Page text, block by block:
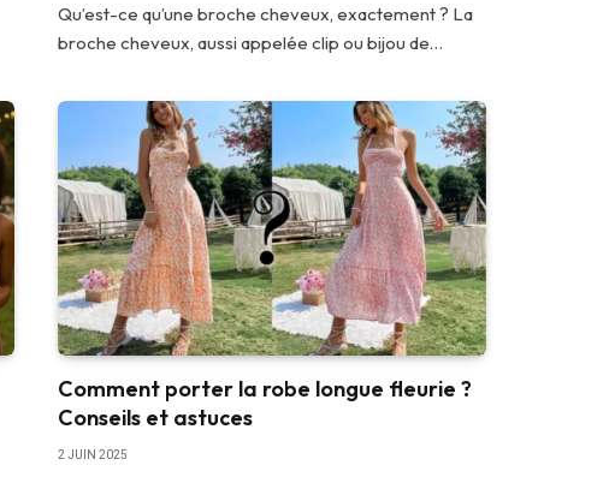
Qu’est-ce qu’une broche cheveux, exactement ? La
broche cheveux, aussi appelée clip ou bijou de…
Comment porter la robe longue fleurie ?
Conseils et astuces
2 JUIN 2025